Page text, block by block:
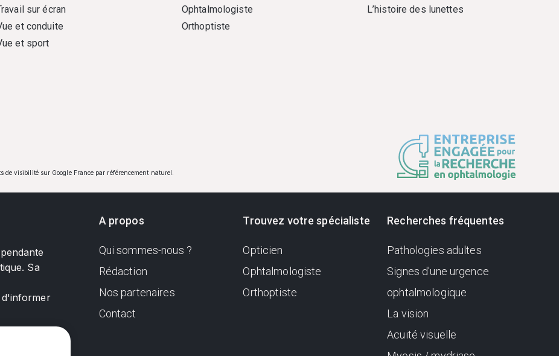
sur écran
et conduite
et sport
Ophtalmologiste
Orthoptiste
L’histoire des lunettes
visibilité sur Google France par référencement naturel.
Sa
d'informer
A propos
Qui sommes-nous ?
Rédaction
Nos partenaires
Contact
Trouvez votre spécialiste
Opticien
Ophtalmologiste
Orthoptiste
Recherches fréquentes
Pathologies adultes
Signes d'une urgence
ophtalmologique
La vision
Acuité visuelle